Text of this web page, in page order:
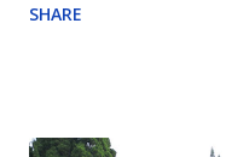
unik seperti Hutan
SHARE